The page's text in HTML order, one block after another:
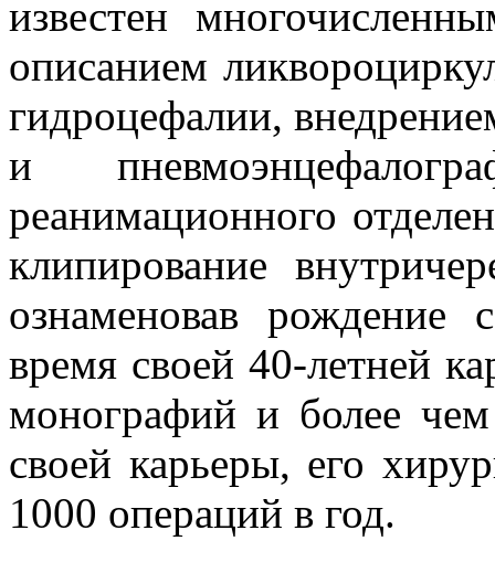
известен
описанием
гидроцефалии,
и
реанимационного
клипирование
ознаменовав рождение
время своей 40-летней
монографий и более
своей карьеры, его
1000 операций в год.